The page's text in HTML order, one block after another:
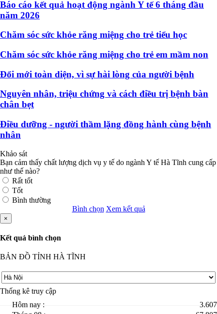
Báo cáo kết quả hoạt động ngành Y tế 6 tháng đầu
năm 2026
Chăm sóc sức khỏe răng miệng cho trẻ tiểu học
Chăm sóc sức khỏe răng miệng cho trẻ em mầm non
Đổi mới toàn diện, vì sự hài lòng của người bệnh
Nguyên nhân, triệu chứng và cách điều trị bệnh bàn
chân bẹt
Điều dưỡng - người thầm lặng đồng hành cùng bệnh
nhân
Khảo sát
Bạn cảm thấy chất lượng dịch vụ y tế do ngành Y tế Hà Tĩnh cung cấp
như thế nào?
Rất tốt
Tốt
Bình thường
Bình chọn Xem kết quả
×
Kết quả bình chọn
BẢN ĐỒ TỈNH HÀ TĨNH
Thống kê truy cập
Hôm nay :
3.607